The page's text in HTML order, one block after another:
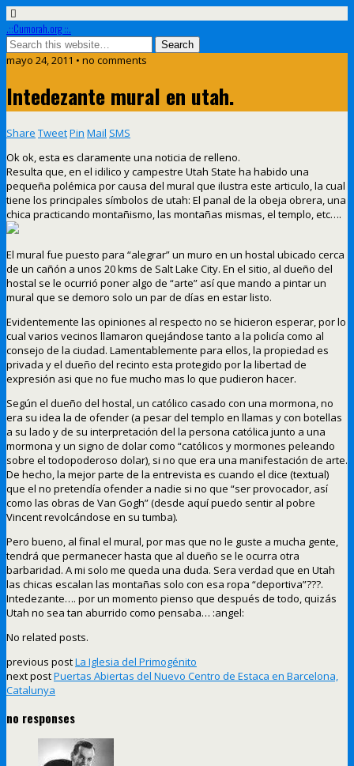
.::Cumorah.org ::.
mayo 24, 2011 • no comments
Intedezante mural en utah.
Share TweetPin Mail SMS
Ok ok, esta es claramente una noticia de relleno.
Resulta que, en el idilico y campestre Utah State ha habido una
pequeña polémica por causa del mural que ilustra este articulo, la cual
tiene los principales símbolos de utah: El panal de la obeja obrera, una
chica practicando montañismo, las montañas mismas, el templo, etc….
El mural fue puesto para “alegrar” un muro en un hostal ubicado cerca
de un cañón a unos 20 kms de Salt Lake City. En el sitio, al dueño del
hostal se le ocurrió poner algo de “arte” así que mando a pintar un
mural que se demoro solo un par de días en estar listo.
Evidentemente las opiniones al respecto no se hicieron esperar, por lo
cual varios vecinos llamaron quejándose tanto a la policía como al
consejo de la ciudad. Lamentablemente para ellos, la propiedad es
privada y el dueño del recinto esta protegido por la libertad de
expresión asi que no fue mucho mas lo que pudieron hacer.
Según el dueño del hostal, un católico casado con una mormona, no
era su idea la de ofender (a pesar del templo en llamas y con botellas
a su lado y de su interpretación del la persona católica junto a una
mormona y un signo de dolar como “católicos y mormones peleando
sobre el todopoderoso dolar), si no que era una manifestación de arte.
De hecho, la mejor parte de la entrevista es cuando el dice (textual)
que el no pretendía ofender a nadie si no que “ser provocador, así
como las obras de Van Gogh” (desde aquí puedo sentir al pobre
Vincent revolcándose en su tumba).
Pero bueno, al final el mural, por mas que no le guste a mucha gente,
tendrá que permanecer hasta que al dueño se le ocurra otra
barbaridad. A mi solo me queda una duda. Sera verdad que en Utah
las chicas escalan las montañas solo con esa ropa “deportiva”???.
Intedezante…. por un momento pienso que después de todo, quizás
Utah no sea tan aburrido como pensaba… :angel:
No related posts.
previous postLa Iglesia del Primogénito
next postPuertas Abiertas del Nuevo Centro de Estaca en Barcelona,
Catalunya
no responses